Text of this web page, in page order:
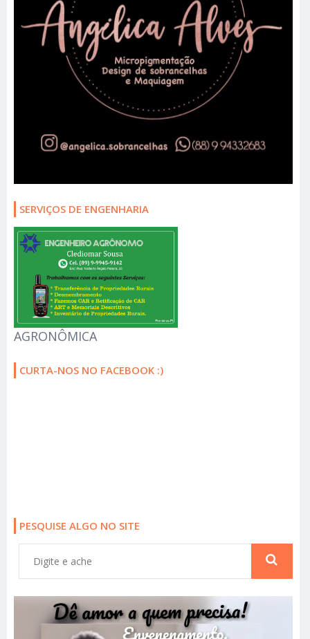
SERVIÇOS DE ENGENHARIA
AGRONÔMICA
CURTA-NOS NO FACEBOOK :)
PESQUISE ALGO NO SITE